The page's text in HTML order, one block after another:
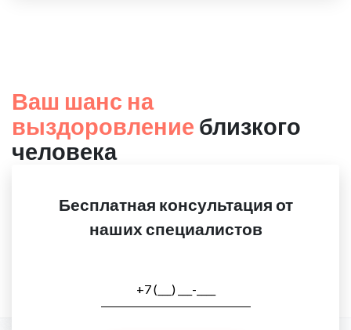
Ваш шанс на
выздоровление близкого
человека
Бесплатная консультация от
наших специалистов